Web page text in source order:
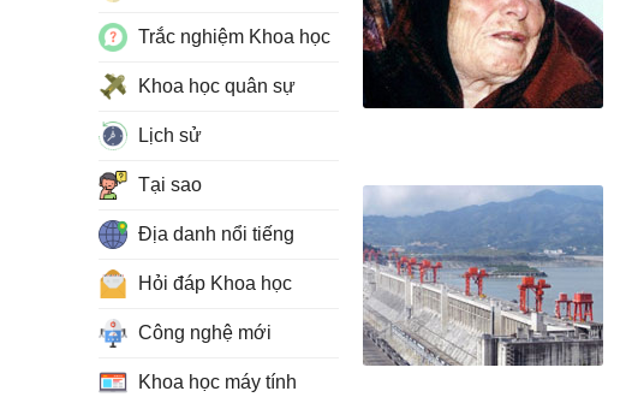
Trắc nghiệm Khoa học
Khoa học quân sự
Lịch sử
Tại sao
Địa danh nổi tiếng
Hỏi đáp Khoa học
Công nghệ mới
Khoa học máy tính